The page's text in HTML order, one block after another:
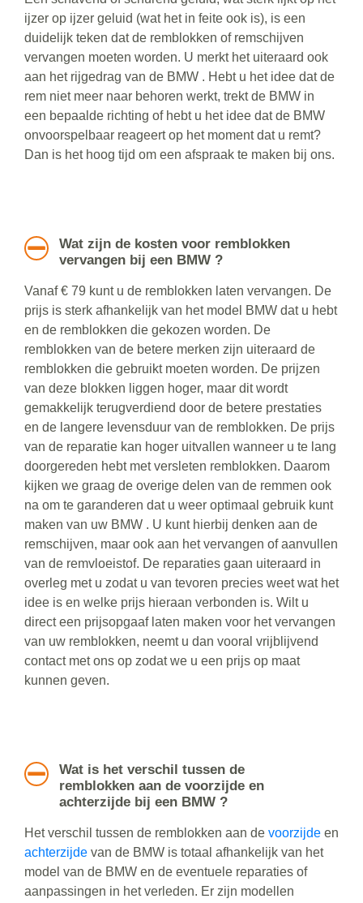
ijzer op ijzer geluid (wat het in feite ook is), is een
duidelijk teken dat de remblokken of remschijven
vervangen moeten worden. U merkt het uiteraard ook
aan het rijgedrag van de BMW . Hebt u het idee dat de
rem niet meer naar behoren werkt, trekt de BMW in
een bepaalde richting of hebt u het idee dat de BMW
onvoorspelbaar reageert op het moment dat u remt?
Dan is het hoog tijd om een afspraak te maken bij ons.
Wat zijn de kosten voor remblokken
vervangen bij een BMW ?
Vanaf € 79 kunt u de remblokken laten vervangen. De
prijs is sterk afhankelijk van het model BMW dat u hebt
en de remblokken die gekozen worden. De
remblokken van de betere merken zijn uiteraard de
remblokken die gebruikt moeten worden. De prijzen
van deze blokken liggen hoger, maar dit wordt
gemakkelijk terugverdiend door de betere prestaties
en de langere levensduur van de remblokken. De prijs
van de reparatie kan hoger uitvallen wanneer u te lang
doorgereden hebt met versleten remblokken. Daarom
kijken we graag de overige delen van de remmen ook
na om te garanderen dat u weer optimaal gebruik kunt
maken van uw BMW . U kunt hierbij denken aan de
remschijven, maar ook aan het vervangen of aanvullen
van de remvloeistof. De reparaties gaan uiteraard in
overleg met u zodat u van tevoren precies weet wat het
idee is en welke prijs hieraan verbonden is. Wilt u
direct een prijsopgaaf laten maken voor het vervangen
van uw remblokken, neemt u dan vooral vrijblijvend
contact met ons op zodat we u een prijs op maat
kunnen geven.
Wat is het verschil tussen de
remblokken aan de voorzijde en
achterzijde bij een BMW ?
Het verschil tussen de remblokken aan de voorzijde en
achterzijde van de BMW is totaal afhankelijk van het
model van de BMW en de eventuele reparaties of
aanpassingen in het verleden. Er zijn modellen